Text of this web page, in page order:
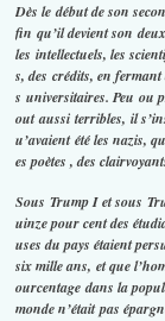
Dès le début de son
fin qu’il devient son
les intellectuels, les
s, des crédits, en
s universitaires. Peu ou
out aussi terribles, il
u’avaient été les nazis,
es poètes , des
Sous Trump I et sous
uinze pour cent des
uses du pays étaient
six mille ans, et que
ourcentage dans la
monde n’était pas